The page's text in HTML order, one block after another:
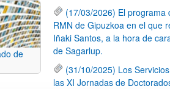
de
(17/03/2026) El programa
RMN de Gipuzkoa en el que
Iñaki Santos, a la hora de
de Sagarlup.
(31/10/2025) Los
las XI Jornadas de